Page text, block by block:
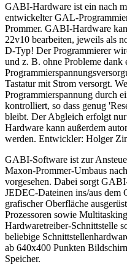
GABI-Hardware ist ein nach
entwickelter GAL-
Prommer. GABI-Hardware
22v10 bearbeiten, jeweils als
D-Typ! Der Programmierer
und z. B. ohne Probleme dank
Tastatur mit Strom versorgt.
Programmierspannung durch
kontrolliert, so dass genug
bleibt. Der Abgleich erfolgt
Hardware kann außerdem
werden. Entwickler: Holger
GABI-Software ist zur
Maxon-Prommer-Umbaus
vorgesehen. Dabei sorgt
JEDEC-Dateinen ins/aus
grafischer Oberfläche
Prozessoren sowie
Hardwaretreiber-Schnittstelle
beliebige
ab 640x400 Punkten
Speicher.